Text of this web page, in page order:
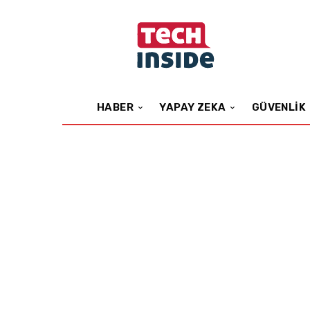
HABER YAPAY ZEKA GÜVENLIK